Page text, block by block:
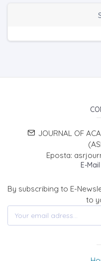
JOURNAL OF
Eposta:
E-
By subscribing to E-
to